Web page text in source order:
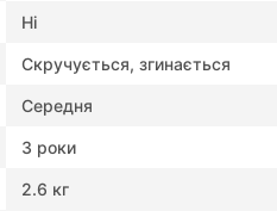
Ні
Скручується, згинається
Середня
3 роки
2.6 кг